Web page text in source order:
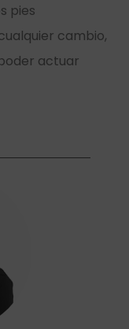
pies
cambio,
actuar